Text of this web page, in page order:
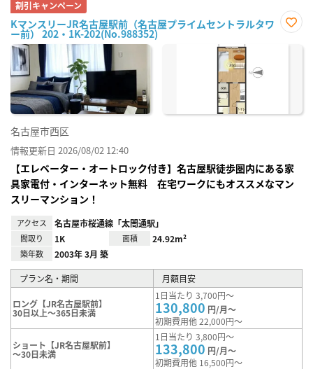
割引キャンペーン
KマンスリーJR名古屋駅前（名古屋プライムセントラルタワ
ー前） 202・1K-202(No.988352)
に入
名古屋市西区
情報更新日 2026/08/02 12:40
【エレベーター・オートロック付き】名古屋駅徒歩圏内にある家
具家電付・インターネット無料 在宅ワークにもオススメなマン
スリーマンション！
アクセス 名古屋市桜通線「太閤通駅」
間取り 1K 面積 24.92m²
築年数 2003年 3月 築
プラン名・期間 月額目安
ロング【JR名古屋駅前】
30日以上～365日未満
1日当たり 3,700円～
130,800 円/月～
初期費用他 22,000円～
ショート【JR名古屋駅前】
～30日未満
1日当たり 3,800円～
133,800 円/月～
初期費用他 16,500円～